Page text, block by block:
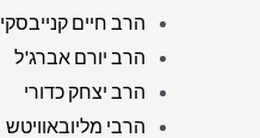
הרב חיים קנייבסקי
הרב יורם אברג'ל
הרב יצחק כדורי
הרבי מליובאוויטש